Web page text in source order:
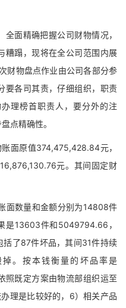
面精确把握公司财物情况，
糟蹋，现将在全公司范围内展
财物盘点作业由公司各部分参
要各司其责，仔细组织，职责
理榜首职责人，要分外的注
点精确性。
面原值374,475,428.84元，
元。其间固定财
数量和金额分别为14808件
是13603件和5049794.66，
括了87件坏品，其间31件持续
。按本钱衡量的坏品率是
照既定方案由物流部组织运至
理是比较好的，6）相关产品